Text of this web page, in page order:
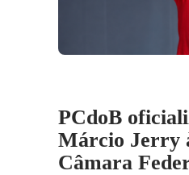
PCdoB
Márcio Jerry
Câmara